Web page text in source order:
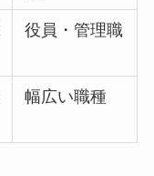
役員・管理職
幅広い職種